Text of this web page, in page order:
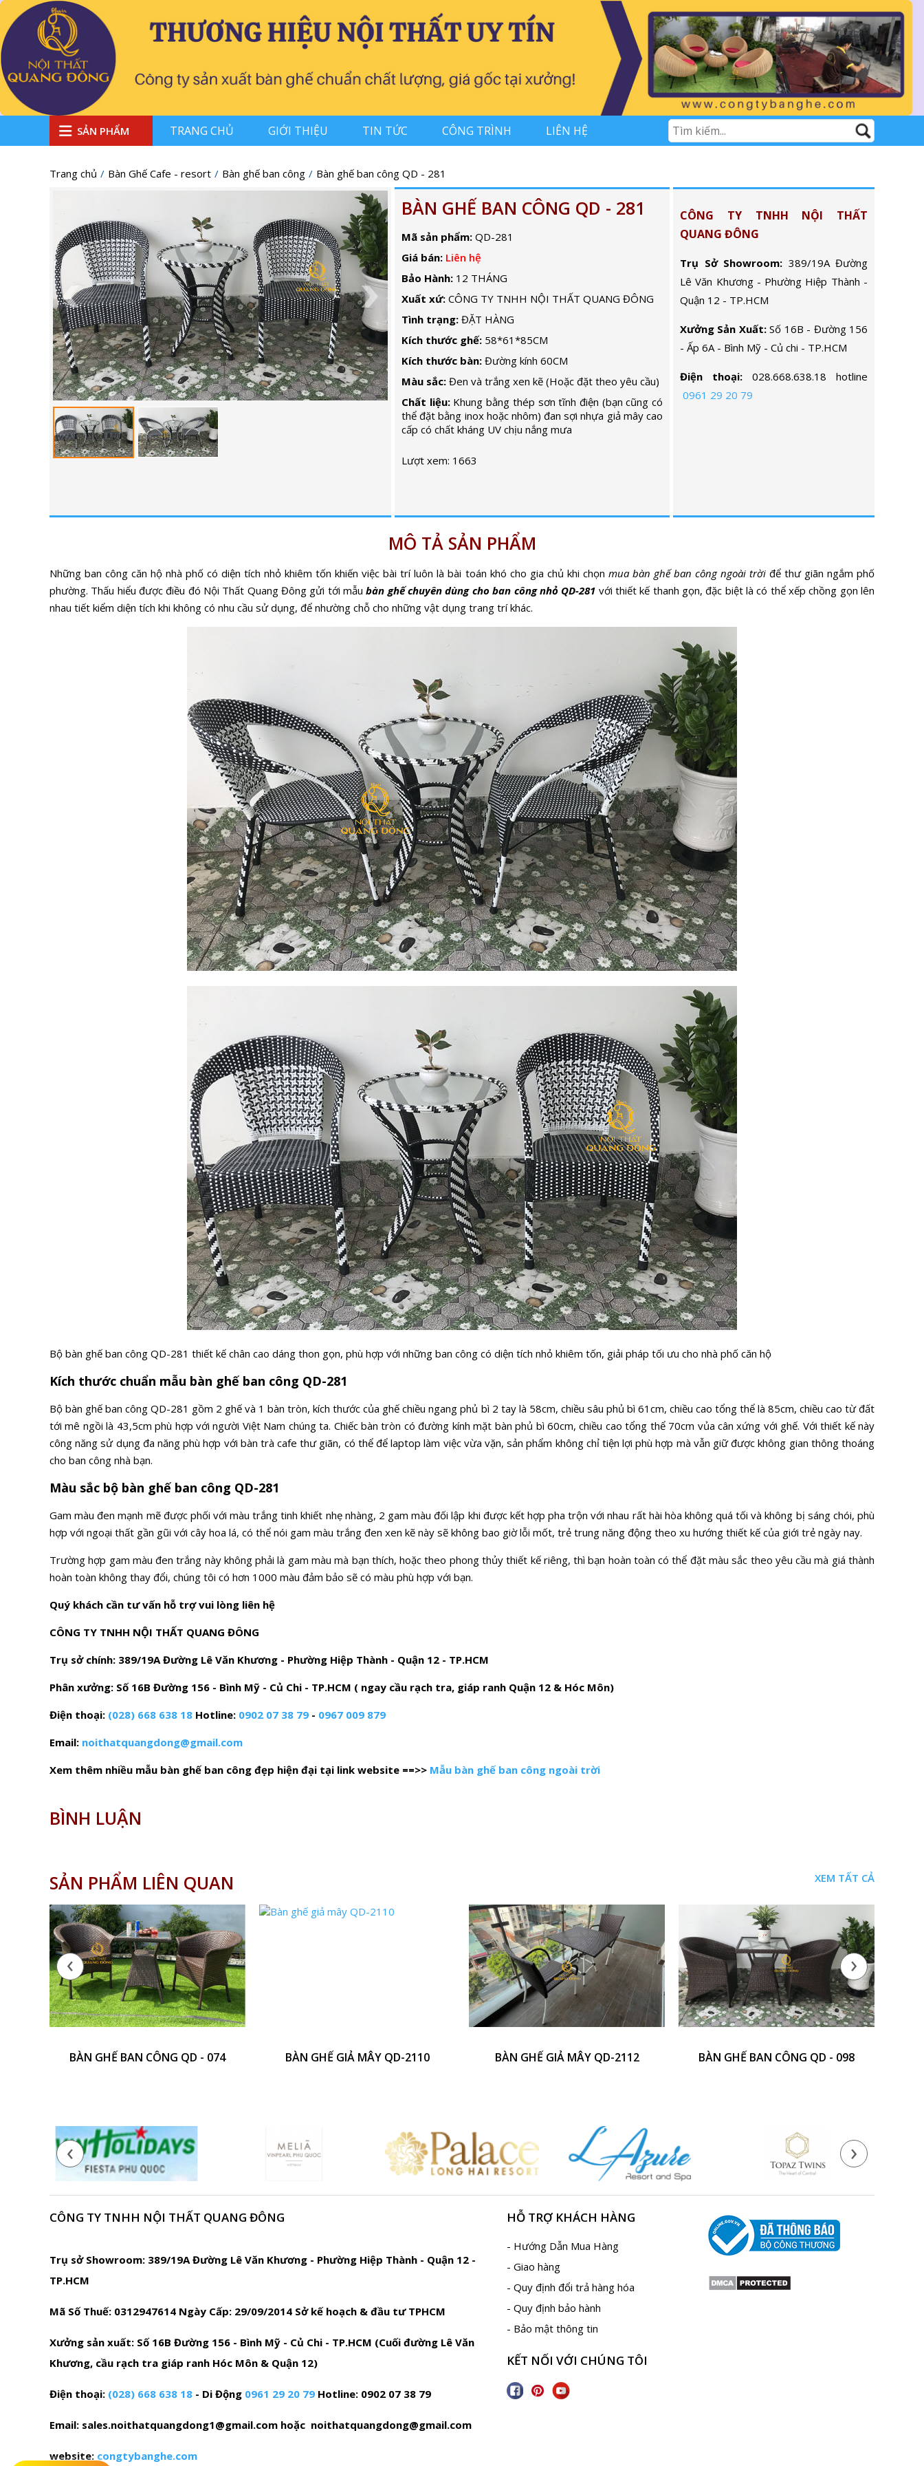
SẢN PHẨM TRANG CHỦ GIỚI THIỆU TIN TỨC CÔNG TRÌNH LIÊN HỆ
Trang chủ Bàn Ghế Cafe - resort Bàn ghế ban công Bàn ghế ban công QD - 281
BÀN GHẾ BAN CÔNG QD - 281
Mã sản phẩm: QD-281
Giá bán: Liên hệ
Bảo Hành: 12 THÁNG
Xuất xứ: CÔNG TY TNHH NỘI THẤT QUANG ĐÔNG
Tình trạng: ĐẶT HÀNG
Kích thước ghế: 58*61*85CM
Kích thước bàn: Đường kính 60CM
Màu sắc: Đen và trắng xen kẽ (Hoặc đặt theo yêu cầu)
Chất liệu:Khung bằng thép sơn tĩnh điện (bạn cũng có
thể đặt bằng inox hoặc nhôm) đan sợi nhựa giả mây cao
cấp có chất kháng UV chịu nắng mưa
Lượt xem: 1663
CÔNG TY TNHH NỘI THẤT
QUANG ĐÔNG
Trụ Sở Showroom: 389/19A Đường
Lê Văn Khương - Phường Hiệp Thành -
Quận 12 - TP.HCM
Xưởng Sản Xuất:Số 16B - Đường 156
- Ấp 6A - Bình Mỹ - Củ chi - TP.HCM
Điện thoại: 028.668.638.18 hotline
0961 29 20 79
MÔ TẢ SẢN PHẨM
Những ban công căn hộ nhà phố có diện tích nhỏ khiêm tốn khiến việc bài trí luôn là bài toán khó cho gia chủ khi chọn mua bàn ghế ban công ngoài trờiđể thư giãn ngắm phố
phường. Thấu hiểu được điều đó Nội Thất Quang Đông gửi tới mẫubàn ghế chuyên dùng cho ban công nhỏ QD-281 với thiết kế thanh gọn, đặc biệt là có thể xếp chồng gọn lên
nhau tiết kiểm diện tích khi không có nhu cầu sử dụng, để nhường chỗ cho những vật dụng trang trí khác.
Bộ bàn ghế ban công QD-281 thiết kế chân cao dáng thon gọn, phù hợp với những ban công có diện tích nhỏ khiêm tốn, giải pháp tối ưu cho nhà phố căn hộ
Kích thước chuẩn mẫu bàn ghế ban công QD-281
Bộ bàn ghế ban công QD-281 gồm 2 ghế và 1 bàn tròn, kích thước của ghế chiều ngang phủ bì 2 tay là 58cm, chiều sâu phủ bì 61cm, chiều cao tổng thể là 85cm, chiều cao từ đất
tới mê ngồi là 43,5cm phù hợp với người Việt Nam chúng ta. Chiếc bàn tròn có đường kính mặt bàn phủ bì 60cm, chiều cao tổng thể 70cm vủa cân xứng với ghế. Với thiết kế này
công năng sử dụng đa năng phù hợp với bàn trà cafe thư giãn, có thể để laptop làm việc vừa vặn, sản phẩm không chỉ tiện lợi phù hợp mà vẫn giữ được không gian thông thoáng
cho ban công nhà bạn.
Màu sắc bộ bàn ghế ban công QD-281
Gam màu đen mạnh mẽ được phối với màu trắng tinh khiết nhẹ nhàng, 2 gam màu đối lập khi được kết hợp pha trộn với nhau rất hài hòa không quá tối và không bị sáng chói, phù
hợp với ngoại thất gần gũi với cây hoa lá, có thể nói gam màu trắng đen xen kẽ này sẽ không bao giờ lỗi mốt, trẻ trung năng động theo xu hướng thiết kế của giới trẻ ngày nay.
Trường hợp gam màu đen trắng này không phải là gam màu mà bạn thích, hoặc theo phong thủy thiết kế riêng, thì bạn hoàn toàn có thể đặt màu sắc theo yêu cầu mà giá thành
hoàn toàn không thay đổi, chúng tôi có hơn 1000 màu đảm bảo sẽ có màu phù hợp với bạn.
Quý khách cần tư vấn hỗ trợ vui lòng liên hệ
CÔNG TY TNHH NỘI THẤT QUANG ĐÔNG
Trụ sở chính: 389/19A Đường Lê Văn Khương - Phường Hiệp Thành - Quận 12 - TP.HCM
Phân xưởng: Số 16B Đường 156 - Bình Mỹ - Củ Chi - TP.HCM ( ngay cầu rạch tra, giáp ranh Quận 12 & Hóc Môn)
Điện thoại: (028) 668 638 18 Hotline: 0902 07 38 79 - 0967 009 879
Email: noithatquangdong@gmail.com
Xem thêm nhiều mẫu bàn ghế ban công đẹp hiện đại tại link website ==>> Mẫu bàn ghế ban công ngoài trời
BÌNH LUẬN
SẢN PHẨM LIÊN QUAN XEM TẤT CẢ
BÀN GHẾ BAN CÔNG QD - 074 BÀN GHẾ GIẢ MÂY QD-2110 BÀN GHẾ GIẢ MÂY QD-2112 BÀN GHẾ BAN CÔNG QD - 098
‹ ›
‹ ›
CÔNG TY TNHH NỘI THẤT QUANG ĐÔNG
Trụ sở Showroom: 389/19A Đường Lê Văn Khương - Phường Hiệp Thành - Quận 12 -
TP.HCM
Mã Số Thuế: 0312947614 Ngày Cấp: 29/09/2014 Sở kế hoạch & đầu tư TPHCM
Xưởng sản xuất: Số 16B Đường 156 - Bình Mỹ - Củ Chi - TP.HCM (Cuối đường Lê Văn
Khương, cầu rạch tra giáp ranh Hóc Môn & Quận 12)
Điện thoại: (028) 668 638 18 - Di Động 0961 29 20 79 Hotline: 0902 07 38 79
Email: sales.noithatquangdong1@gmail.com hoặc noithatquangdong@gmail.com
website: congtybanghe.com
HỖ TRỢ KHÁCH HÀNG
- Hướng Dẫn Mua Hàng
- Giao hàng
- Quy định đổi trả hàng hóa
- Quy định bảo hành
- Bảo mật thông tin
KẾT NỐI VỚI CHÚNG TÔI